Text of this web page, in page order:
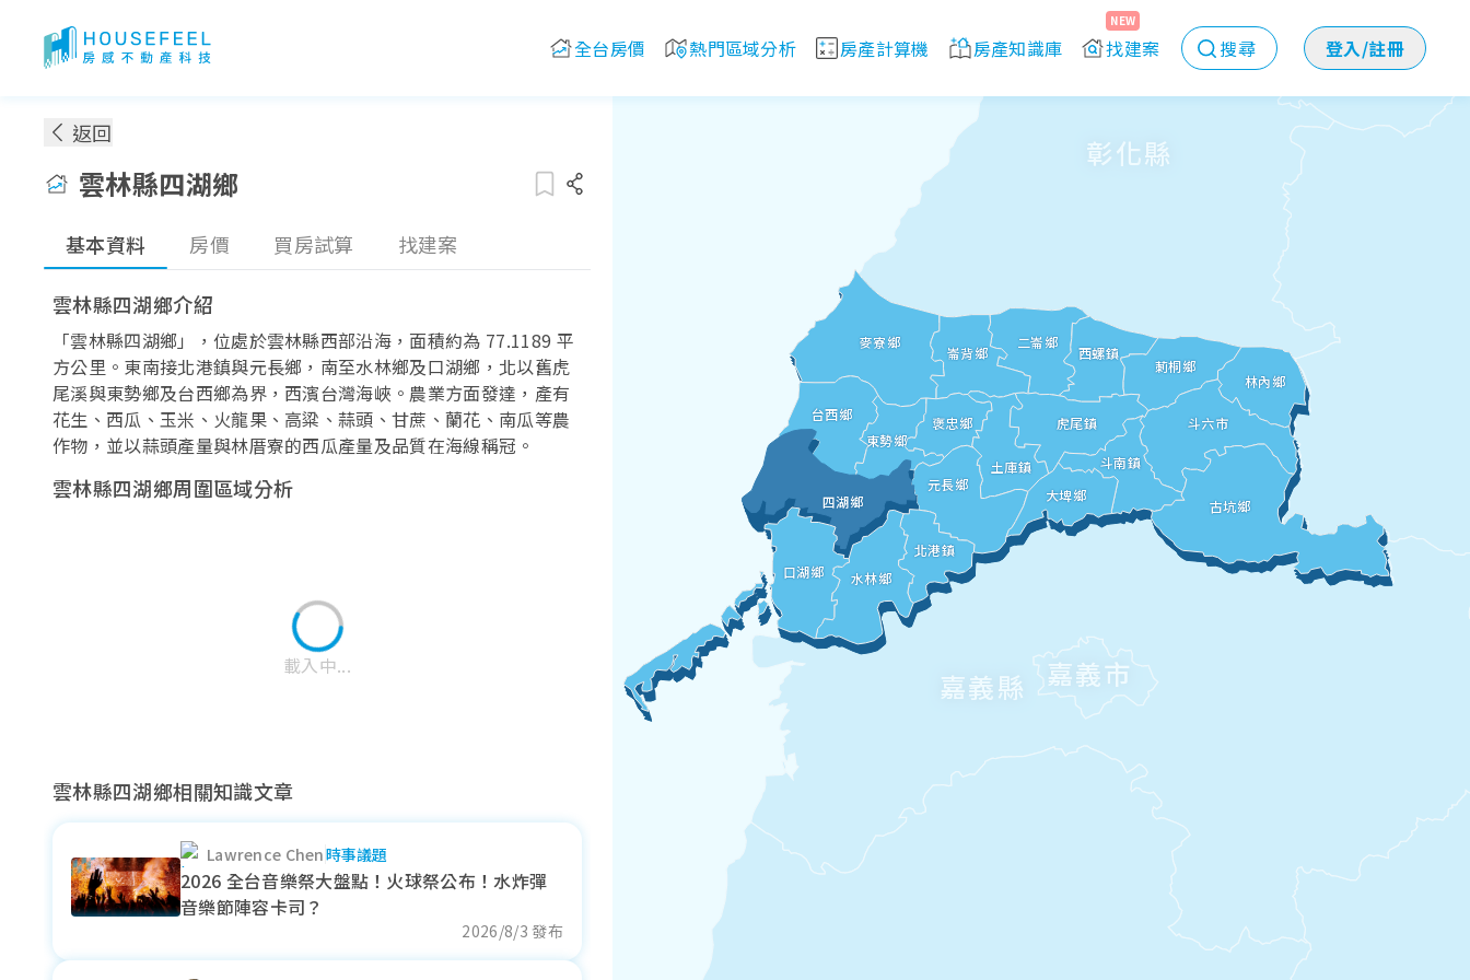
全台房價 熱門區域分析 房產計算機 房產知識庫 找建案
NEW
搜尋 登入/註冊
返回
雲林縣四湖鄉
基本資料 房價 買房試算 找建案
雲林縣四湖鄉介紹
「雲林縣四湖鄉」，位處於雲林縣西部沿海，面積約為 77.1189 平
方公里。東南接北港鎮與元長鄉，南至水林鄉及口湖鄉，北以舊虎
尾溪與東勢鄉及台西鄉為界，西濱台灣海峽。農業方面發達，產有
花生、西瓜、玉米、火龍果、高粱、蒜頭、甘蔗、蘭花、南瓜等農
作物，並以蒜頭產量與林厝寮的西瓜產量及品質在海線稱冠。
雲林縣四湖鄉周圍區域分析
載入中...
東勢鄉
近一年成交單價
台西鄉
近一年成交單價
北港鎮
近一年成交單價
雲林縣四湖鄉相關知識文章
Lawrence Chen時事議題
2026 全台音樂祭大盤點！火球祭公布！水炸彈
音樂節陣容卡司？
2026/8/3 發布
彰化縣
雲林縣
嘉義市
嘉義縣
麥寮鄉 二崙鄉
崙背鄉 西螺鎮
莿桐鄉
林內鄉
斗六市
虎尾鎮
台西鄉
東勢鄉
褒忠鄉
土庫鎮
斗南鎮
元長鄉
四湖鄉
古坑鄉
北港鎮
大埤鄉
水林鄉
口湖鄉